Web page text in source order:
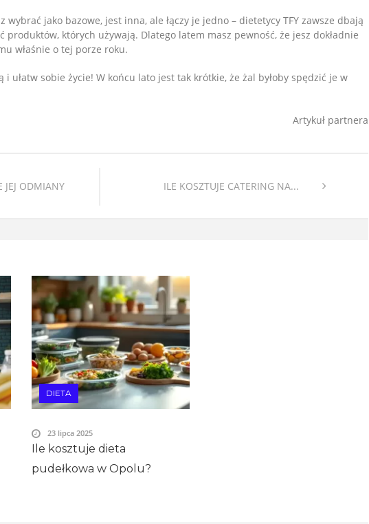
wybrać jako bazowe, jest inna, ale łączy je jedno – dietetycy TFY zawsze dbają
produktów, których używają. Dlatego latem masz pewność, że jesz dokładnie
właśnie o tej porze roku.
i ułatw sobie życie! W końcu lato jest tak krótkie, że żal byłoby spędzić je w
Artykuł partnera
JEJ ODMIANY ILE KOSZTUJE CATERING NA...
DIETA
Ile kosztuje dieta
pudełkowa w Opolu?
23 lipca 2025